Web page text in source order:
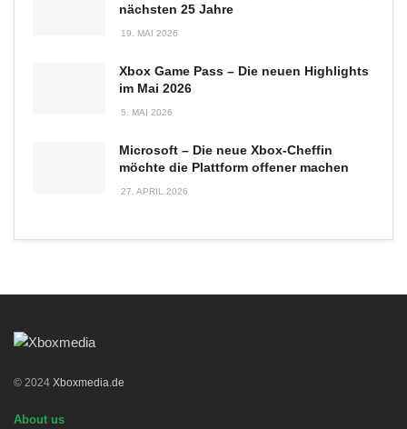
nächsten 25 Jahre
19. MAI 2026
Xbox Game Pass – Die neuen Highlights
im Mai 2026
5. MAI 2026
Microsoft – Die neue Xbox-Cheffin
möchte die Plattform offener machen
27. APRIL 2026
© 2024 Xboxmedia.de
About us